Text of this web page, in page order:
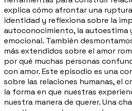
explica cómo afrontar una
identidad y reflexiona sobre la
autoconocimiento, la autoestima
emocional. También
más extendidos sobre el amor
por qué muchas personas
con amor. Este episodio es una
sobre las relaciones humanas, el
la forma en que nuestras
nuestra manera de querer. Una